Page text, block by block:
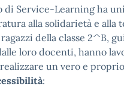
di Service-Learning ha
alla solidarietà e alla
ragazzi della classe 2^B,
loro docenti, hanno
un vero e proprio
: